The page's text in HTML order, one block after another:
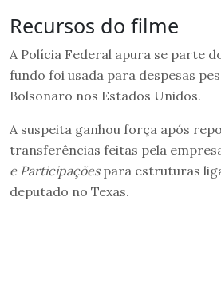
Recursos do filme
A Polícia Federal apura se parte
fundo foi usada para despesas
Bolsonaro nos Estados Unidos.
A suspeita ganhou força após
transferências feitas pela
e Participaçõespara estruturas
deputado no Texas.